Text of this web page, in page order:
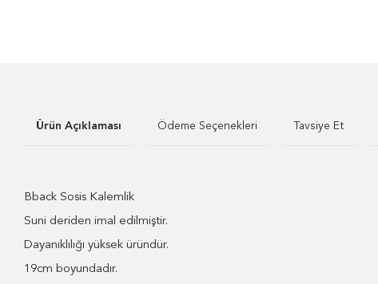
Ürün Açıklaması Ödeme Seçenekleri Tavsiye Et
Bback Sosis Kalemlik
Suni deriden imal edilmiştir.
Dayanıklılığı yüksek üründür.
19cm boyundadır.